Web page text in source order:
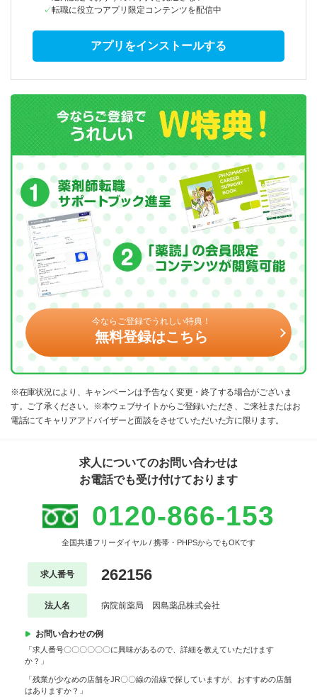
転職に役立つアプリ限定コンテンツを配信中
アプリをインストールする
今ならご登録でうれしい特典！
無料登録はこちら
※在庫状況により、キャンペーンは予告なく変更・終了する場合がございま
す。ご了承ください。※本ウェブサイトからご登録いただき、ご来社またはお
電話にてキャリアアドバイザーと面談をさせていただいた方に限ります。
求人についてのお問い合わせは
お電話でも受け付けております
0120-866-153
全国共通フリーダイヤル / 携帯・PHPSからでもOKです
求人番号 262156
法人名 病院前薬局 因島薬品株式会社
お問い合わせの例
「求人番号〇〇〇〇〇〇に興味があるので、詳細を教えていただけます
か？」
「残業が少なめの店舗をJR〇〇線の沿線で探していますが、おすすめの店舗
はありますか？」